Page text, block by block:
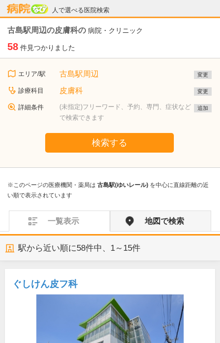
人で選べる医院検索
病院なび
古島駅周辺の皮膚科の 病院・クリニック
58 件見つかりました
エリア/駅 古島駅周辺 変更
診療科目 皮膚科 変更
詳細条件
(未指定)フリーワード、予約、専門、症状など
で検索できます
追加
検索する
※このページの医療機関・薬局は 古島駅(ゆいレール) を中心に直線距離の近
い順で表示されています
一覧表示 地図で検索
駅から近い順に58件中、 1～15件
ぐしけん皮フ科